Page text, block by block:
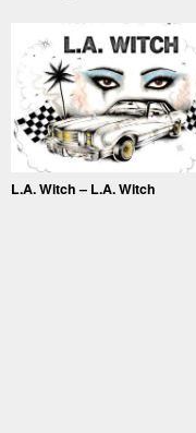
L.A. Witch – L.A. Witch